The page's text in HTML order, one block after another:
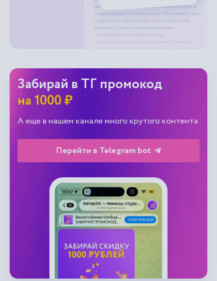
Забирай в ТГ промокод
на 1000 ₽
А еще в нашем канале много крутого контента
Перейти в Telegram bot